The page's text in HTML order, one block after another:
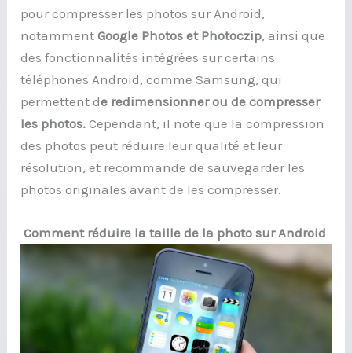
pour compresser les photos sur Android,
notamment Google Photos et Photoczip, ainsi que
des fonctionnalités intégrées sur certains
téléphones Android, comme Samsung, qui
permettent de redimensionner ou de compresser
les photos. Cependant, il note que la compression
des photos peut réduire leur qualité et leur
résolution, et recommande de sauvegarder les
photos originales avant de les compresser.
Comment réduire la taille de la photo sur Android